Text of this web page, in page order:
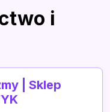
i
| Sklep